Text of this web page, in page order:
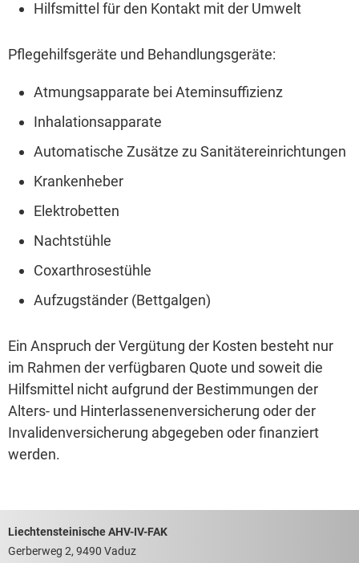
Hilfsmittel für den Kontakt mit der Umwelt
Pflegehilfsgeräte und Behandlungsgeräte:
Atmungsapparate bei Ateminsuffizienz
Inhalationsapparate
Automatische Zusätze zu Sanitätereinrichtungen
Krankenheber
Elektrobetten
Nachtstühle
Coxarthrosestühle
Aufzugständer (Bettgalgen)
Ein Anspruch der Vergütung der Kosten besteht nur
im Rahmen der verfügbaren Quote und soweit die
Hilfsmittel nicht aufgrund der Bestimmungen der
Alters- und Hinterlassenenversicherung oder der
Invalidenversicherung abgegeben oder finanziert
werden.
Footerbereich mit hilfreichen Links
Liechtensteinische AHV-IV-FAK
Gerberweg 2, 9490 Vaduz